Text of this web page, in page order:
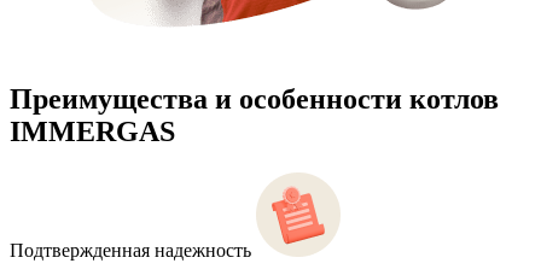
Преимущества и особенности котлов
IMMERGAS
Подтвержденная надежность